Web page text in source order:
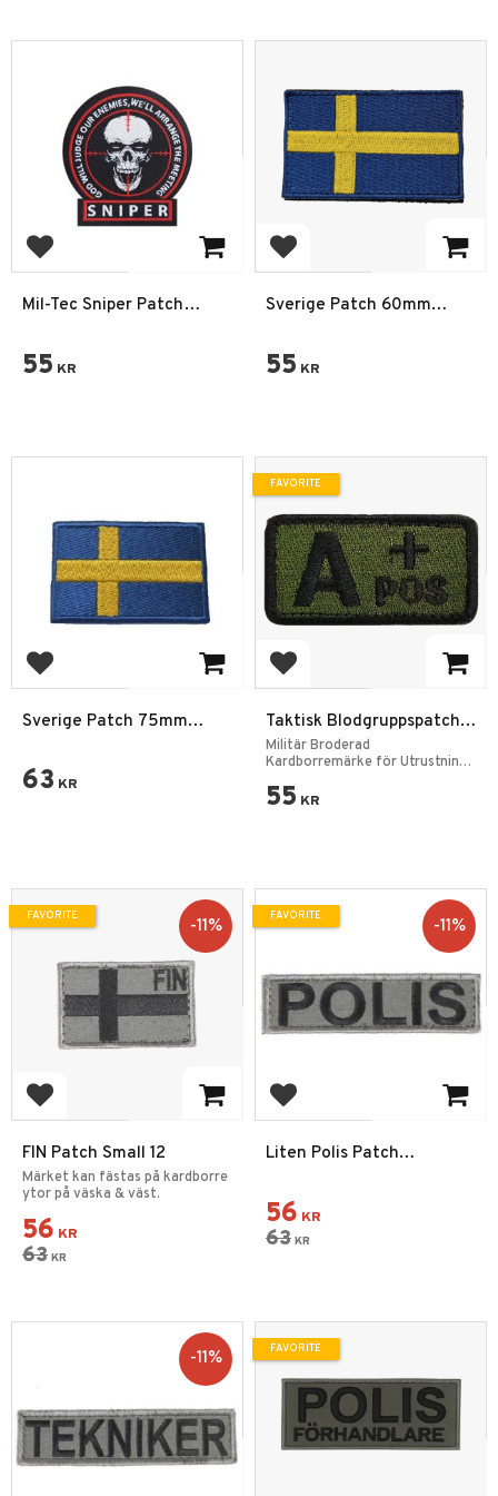
Add to favorites
Mil-Tec Sniper Patch
55 KR
Add to favorites
Sverige Patch 60mm
55 KR
Add to favorites
Sverige Patch 75mm
63 KR
Add to favorites
Taktisk Blodgruppspatch
A+ grön
Militär Broderad
Kardborremärke för Utrustning
55 KR
FAVORITE
Add to favorites
FIN Patch Small 12
Märket kan fästas på kardborre
ytor på väska & väst.
56 KR
63 KR
11%
FAVORITE
Add to favorites
Liten Polis Patch
56 KR
63 KR
11%
FAVORITE
11% FAVORITE